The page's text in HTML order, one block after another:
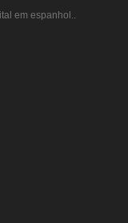
em espanhol..